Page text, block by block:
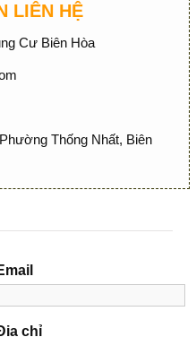
LIÊN HỆ
Cư Biên Hòa
Thống Nhất, Biên
chỉ